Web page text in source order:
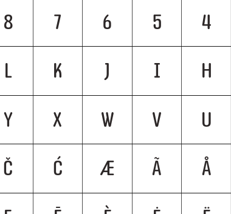
4
5
6
7
8
H
I
J
K
L
U
V
W
X
Y
Å
Ã
Æ
Ć
Č